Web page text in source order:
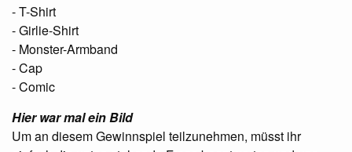
- T-Shirt
- Girlie-Shirt
- Monster-Armband
- Cap
- Comic
Hier war mal ein Bild
Um an diesem Gewinnspiel teilzunehmen, müsst ihr